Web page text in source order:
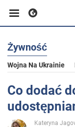
Biznes
Sport
Rozrywka
Żywność
Wojna Na Ukrainie
Co dodać
Kateryna